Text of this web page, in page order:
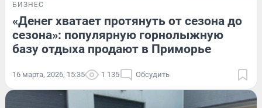
БИЗНЕС
«Денег хватает протянуть от сезона до
сезона»: популярную горнолыжную
базу отдыха продают в Приморье
16 марта, 2026, 15:35 1 135 Обсудить